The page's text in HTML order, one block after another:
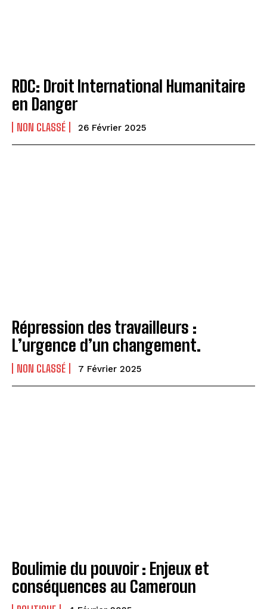
RDC: Droit International Humanitaire
en Danger
NON CLASSÉ 26 Février 2025
Répression des travailleurs :
L’urgence d’un changement.
NON CLASSÉ 7 Février 2025
Boulimie du pouvoir : Enjeux et
conséquences au Cameroun